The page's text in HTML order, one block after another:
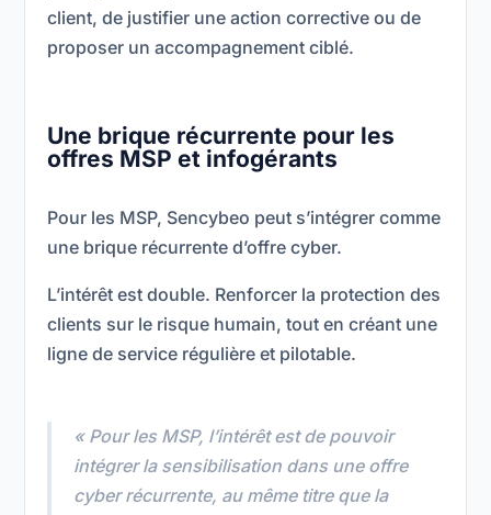
client, de justifier une action corrective ou de
proposer un accompagnement ciblé.
Une brique récurrente pour les
offres MSP et infogérants
Pour les MSP, Sencybeo peut s’intégrer comme
une brique récurrente d’offre cyber.
L’intérêt est double. Renforcer la protection des
clients sur le risque humain, tout en créant une
ligne de service régulière et pilotable.
« Pour les MSP, l’intérêt est de pouvoir
intégrer la sensibilisation dans une offre
cyber récurrente, au même titre que la